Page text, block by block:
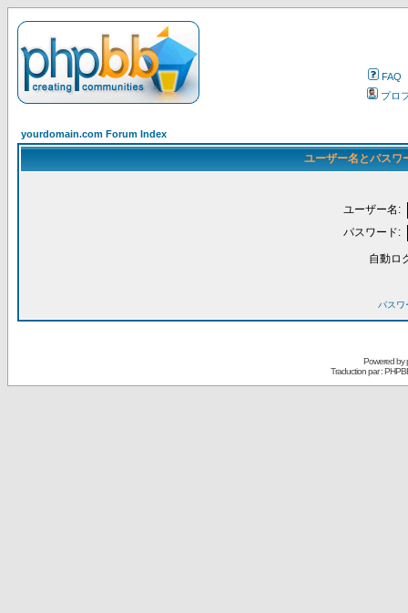
FAQ
プロ
yourdomain.com Forum Index
ユーザー名とパスワ
ユーザー名:
パスワード:
自動ロ
パスワ
Powered by
Traduction par :